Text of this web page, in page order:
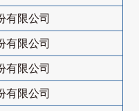
有限公司
有限公司
有限公司
有限公司